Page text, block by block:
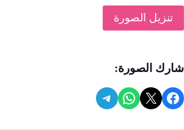
تنزيل الصورة
شارك الصورة:
Share on Facebook
Share on X
Share on WhatsApp
Share on Telegram